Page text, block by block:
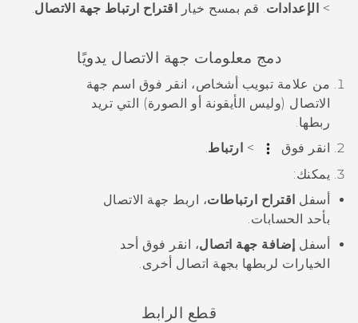
> الإعدادات. قم بمسح خيار اقتراح ارتباط جهة الاتصال.
دمج معلومات جهة الاتصال يدويًا
من علامة تبويب أشخاص، انقر فوق اسم جهة
الاتصال (وليس الأيقونة أو الصورة) التي تريد
ربطها.
انقر فوق
> ارتباط
يمكنك:
أسفل اقتراح ارتباطات، اربط جهة الاتصال
بأحد الحسابات.
أسفل إضافة جهة اتصال، انقر فوق أحد
الخيارات لربطها بجهة اتصال أخرى.
قطع الرابط